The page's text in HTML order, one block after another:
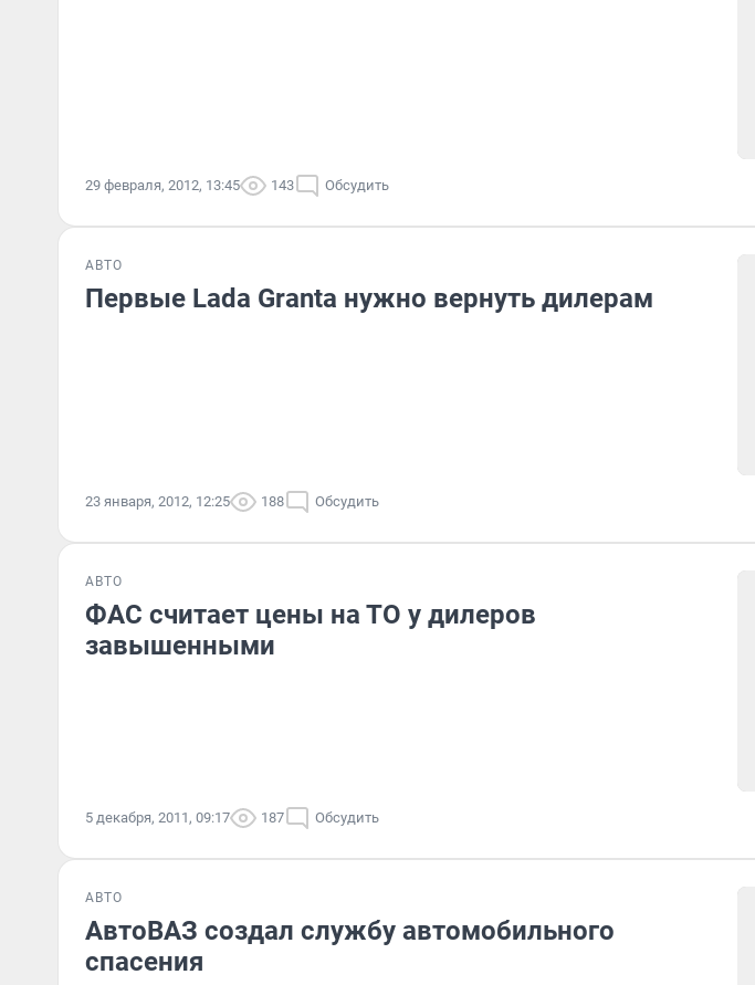
29 февраля, 2012, 13:45 143 Обсудить
АВТО
Первые Lada Granta нужно вернуть дилерам
23 января, 2012, 12:25 188 Обсудить
АВТО
ФАС считает цены на ТО у дилеров
завышенными
5 декабря, 2011, 09:17 187 Обсудить
АВТО
АвтоВАЗ создал службу автомобильного
спасения